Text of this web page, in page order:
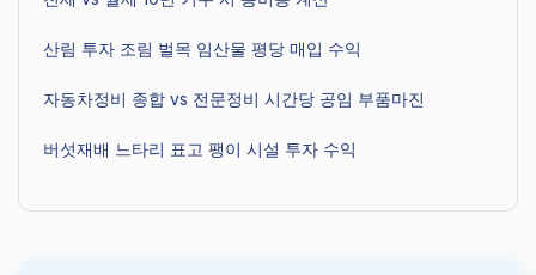
산림 투자 조림 벌목 임산물 평당 매입 수익
자동차정비 종합 vs 전문정비 시간당 공임 부품마진
버섯재배 느타리 표고 팽이 시설 투자 수익